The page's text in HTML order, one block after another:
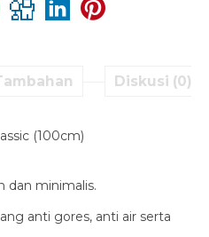
Diskusi (0)
(100cm)
dan minimalis.
anti gores, anti air serta